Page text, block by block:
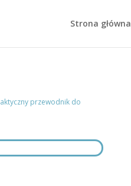
Strona główna
przewodnik do